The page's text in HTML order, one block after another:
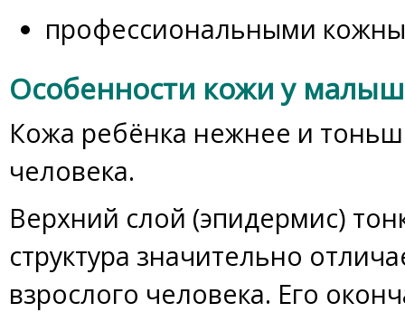
профессиональными
Особенности кожи у
Кожа ребёнка нежнее и
человека.
Верхний слой (эпидермис)
структура значительно
взрослого человека. Его